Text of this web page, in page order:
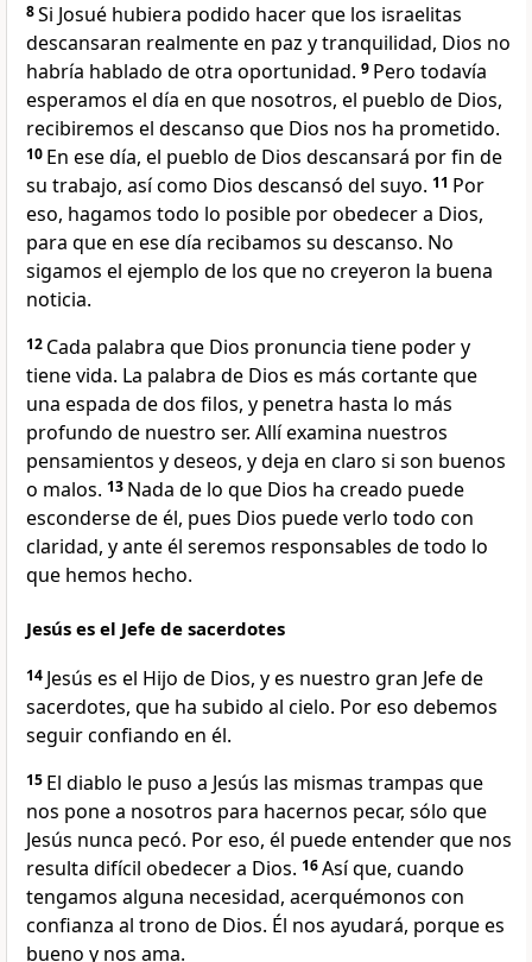
8Si Josué hubiera podido hacer que los israelitas
descansaran realmente en paz y tranquilidad, Dios no
habría hablado de otra oportunidad. 9 Pero todavía
esperamos el día en que nosotros, el pueblo de Dios,
recibiremos el descanso que Dios nos ha prometido.
10 En ese día, el pueblo de Dios descansará por fin de
su trabajo, así como Dios descansó del suyo. 11 Por
eso, hagamos todo lo posible por obedecer a Dios,
para que en ese día recibamos su descanso. No
sigamos el ejemplo de los que no creyeron la buena
noticia.
12 Cada palabra que Dios pronuncia tiene poder y
tiene vida. La palabra de Dios es más cortante que
una espada de dos filos, y penetra hasta lo más
profundo de nuestro ser. Allí examina nuestros
pensamientos y deseos, y deja en claro si son buenos
o malos. 13 Nada de lo que Dios ha creado puede
esconderse de él, pues Dios puede verlo todo con
claridad, y ante él seremos responsables de todo lo
que hemos hecho.
Jesús es el Jefe de sacerdotes
14 Jesús es el Hijo de Dios, y es nuestro gran Jefe de
sacerdotes, que ha subido al cielo. Por eso debemos
seguir confiando en él.
15 El diablo le puso a Jesús las mismas trampas que
nos pone a nosotros para hacernos pecar, sólo que
Jesús nunca pecó. Por eso, él puede entender que nos
resulta difícil obedecer a Dios. 16Así que, cuando
tengamos alguna necesidad, acerquémonos con
confianza al trono de Dios. Él nos ayudará, porque es
bueno y nos ama.